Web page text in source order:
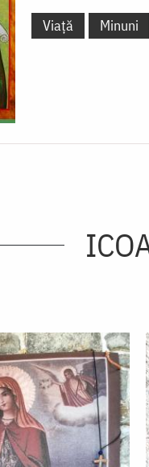
Viață Minuni